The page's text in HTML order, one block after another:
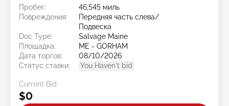
Пробег:
46,545 миль
Повреждения:
Передняя часть слева/
Подвеска
Doc Type:
Salvage Maine
Площадка:
ME - GORHAM
Дата торгов:
08/10/2026
Статус ставки:
You Haven't bid
Current Bid:
$0